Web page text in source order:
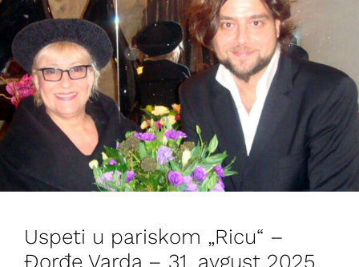
Uspeti u pariskom „Ricu“ –
Đorđe Varda – 31. avgust 2025.